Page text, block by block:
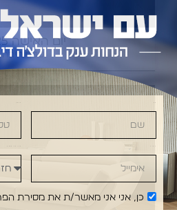
יום האישה 2025
סניף חיפה
כן, אני אני מאשר/ת את מסירת